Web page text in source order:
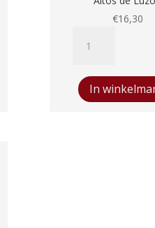
€16,30
aantalIn